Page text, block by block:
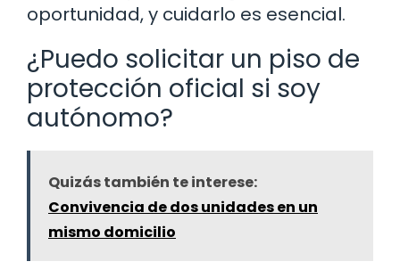
oportunidad, y cuidarlo es esencial.
¿Puedo solicitar un piso de
protección oficial si soy
autónomo?
Quizás también te interese:
Convivencia de dos unidades en un
mismo domicilio